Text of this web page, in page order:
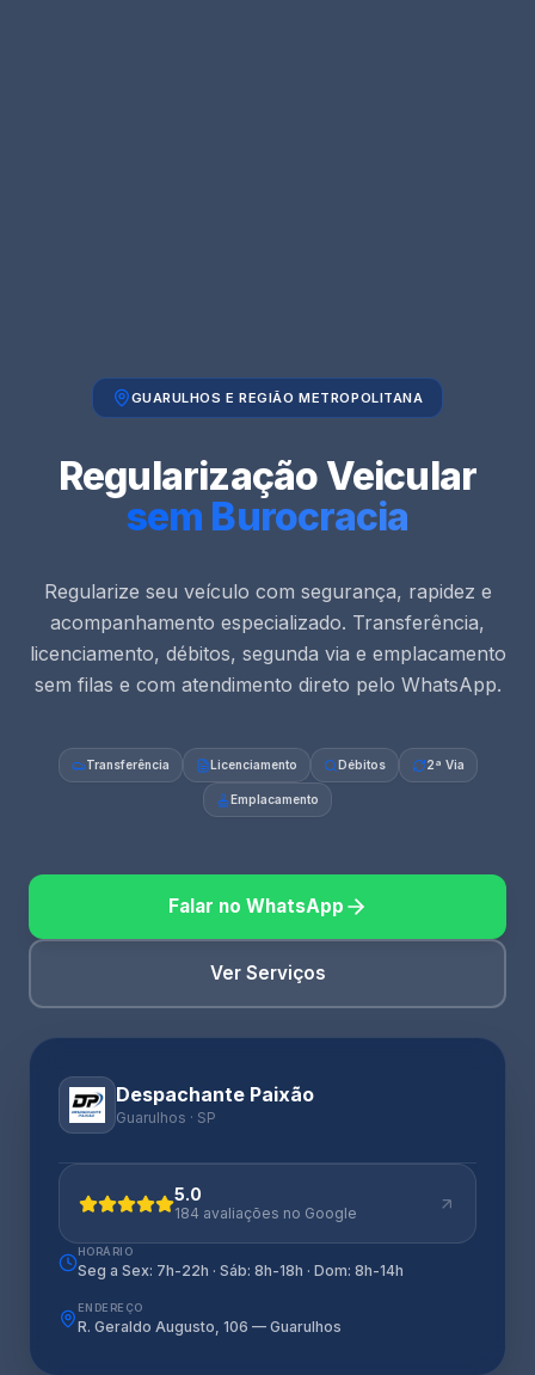
GUARULHOS E REGIÃO METROPOLITANA
Regularização Veicular
sem Burocracia
Regularize seu veículo com segurança, rapidez e
acompanhamento especializado. Transferência,
licenciamento, débitos, segunda via e emplacamento
sem filas e com atendimento direto pelo WhatsApp.
Transferência Licenciamento Débitos 2ª Via
Emplacamento
Falar no WhatsApp
Ver Serviços
Despachante Paixão
Guarulhos · SP
5.0
184 avaliações no Google
HORÁRIO
Seg a Sex: 7h-22h · Sáb: 8h-18h · Dom: 8h-14h
ENDEREÇO
R. Geraldo Augusto, 106 — Guarulhos